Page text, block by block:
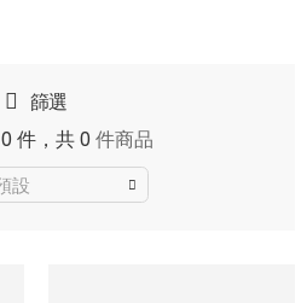
篩選
0 件，共 0 件商品